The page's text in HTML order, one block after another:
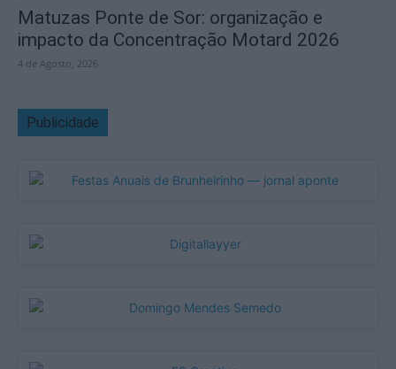
Matuzas Ponte de Sor: organização e
impacto da Concentração Motard 2026
4 de Agosto, 2026
Publicidade